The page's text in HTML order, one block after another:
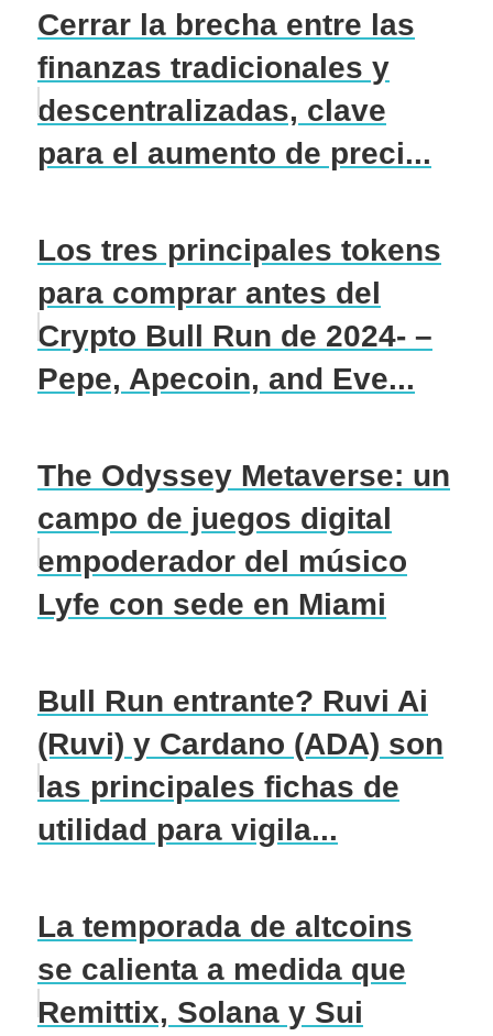
Cerrar la brecha entre las
finanzas tradicionales y
descentralizadas, clave
para el aumento de preci...
Los tres principales tokens
para comprar antes del
Crypto Bull Run de 2024- –
Pepe, Apecoin, and Eve...
The Odyssey Metaverse: un
campo de juegos digital
empoderador del músico
Lyfe con sede en Miami
Bull Run entrante? Ruvi Ai
(Ruvi) y Cardano (ADA) son
las principales fichas de
utilidad para vigila...
La temporada de altcoins
se calienta a medida que
Remittix, Solana y Sui